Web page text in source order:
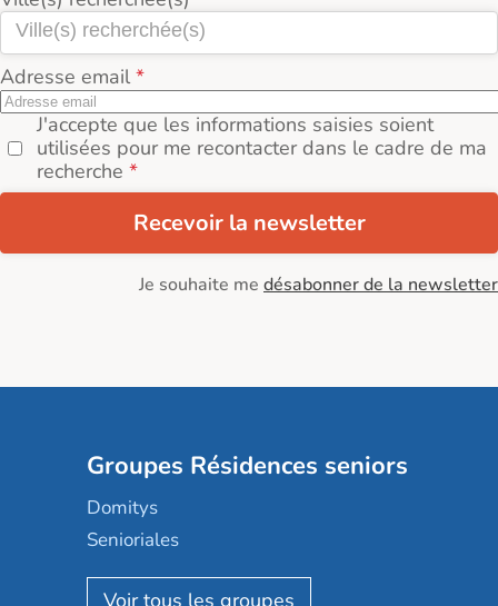
Adresse email
J'accepte que les informations saisies soient
utilisées pour me recontacter dans le cadre de ma
recherche
Recevoir la newsletter
Je souhaite me désabonner de la newsletter
Groupes Résidences seniors
Domitys
Senioriales
Nohée